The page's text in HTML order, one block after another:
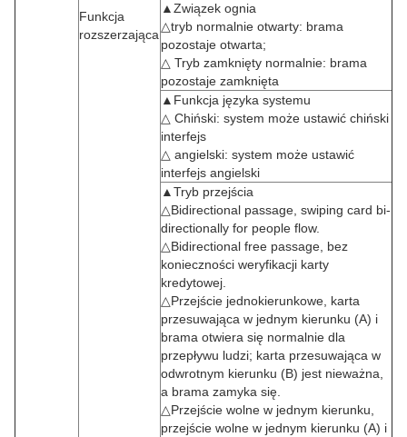
Funkcja
rozszerzająca
▲Związek ognia
△tryb normalnie otwarty: brama
pozostaje otwarta;
△ Tryb zamknięty normalnie: brama
pozostaje zamknięta
▲Funkcja języka systemu
△ Chiński: system może ustawić chiński
interfejs
△ angielski: system może ustawić
interfejs angielski
▲Tryb przejścia
△Bidirectional passage, swiping card bi-
directionally for people flow.
△Bidirectional free passage, bez
konieczności weryfikacji karty
kredytowej.
△Przejście jednokierunkowe, karta
przesuwająca w jednym kierunku (A) i
brama otwiera się normalnie dla
przepływu ludzi; karta przesuwająca w
odwrotnym kierunku (B) jest nieważna,
a brama zamyka się.
△Przejście wolne w jednym kierunku,
przejście wolne w jednym kierunku (A) i